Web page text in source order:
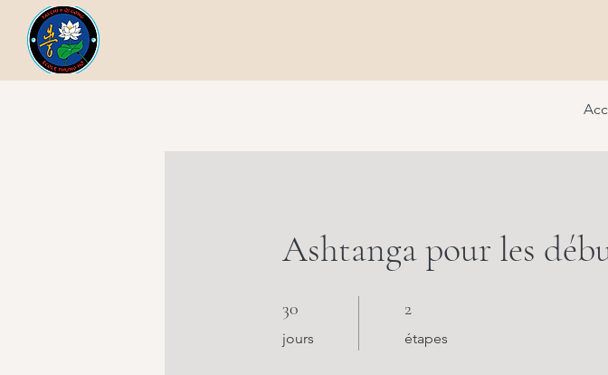
Ashtanga pour les
30
jours
2
étapes